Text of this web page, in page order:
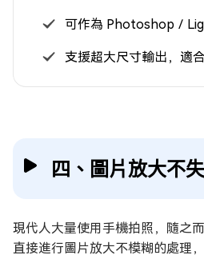
可作為 Photoshop／
支援超大尺寸輸出，適
四、圖片放大不
現代人大量使用手機拍照，隨之
直接進行圖片放大不模糊的處理